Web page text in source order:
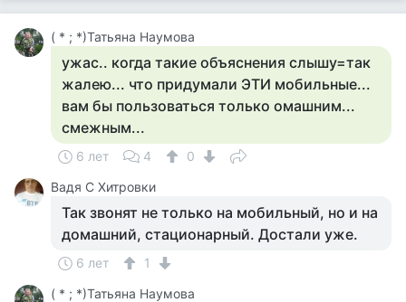
( * ; *)Татьяна Наумова
ужас.. когда такие объяснения слышу=так
жалею... что придумали ЭТИ мобильные...
вам бы пользоваться только омашним...
смежным...
6 лет 4
0
Вадя С Хитровки
Так звонят не только на мобильный, но и на
домашний, стационарный. Достали уже.
6 лет
1
( * ; *)Татьяна Наумова